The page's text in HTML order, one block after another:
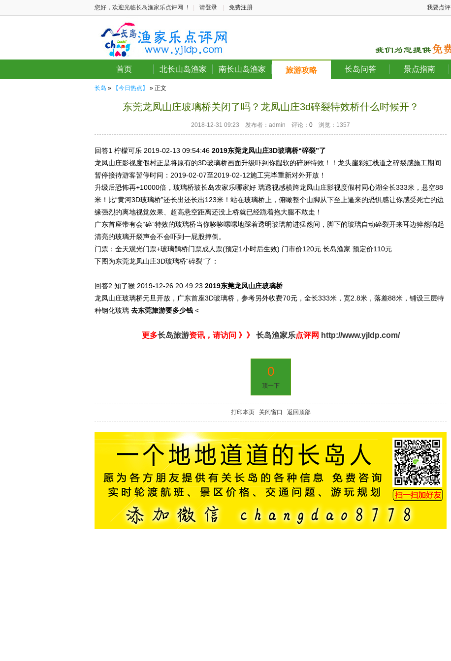
您好，欢迎光临长岛渔家乐点评网 ！ 请登录 免费注册 我要点评
首页 北长山岛渔家 南长山岛渔家 旅游攻略 长岛问答 景点指南
长岛 » 【今日热点】 » 正文
东莞龙凤山庄玻璃桥关闭了吗？龙凤山庄3d碎裂特效桥什么时候开？
2018-12-31 09:23 发布者：admin 评论： 0 浏览：1357
回答1 柠檬可乐 2019-02-13 09:54:46 2019东莞龙凤山庄3D玻璃桥“碎裂”了
龙凤山庄影视度假村正是将原有的3D玻璃桥画面升级吓到你腿软的碎屏特效！！龙头崖彩虹栈道之碎裂感施工期间
暂停接待游客暂停时间：2019-02-07至2019-02-12施工完毕重新对外开放！
升级后恐怖再+10000倍，玻璃桥玻长岛农家乐哪家好 璃透视感横跨龙凤山庄影视度假村同心湖全长333米，悬空88
米！比“黄河3D玻璃桥”还长出还长出123米！站在玻璃桥上，俯瞰整个山脚从下至上逼来的恐惧感让你感受死亡的边
缘强烈的离地视觉效果、超高悬空距离还没上桥就已经跪着抱大腿不敢走！
广东首座带有会“碎”特效的玻璃桥当你哆哆嗦嗦地踩着透明玻璃前进猛然间，脚下的玻璃自动碎裂开来耳边猝然响起
清亮的玻璃开裂声会不会吓到一屁股摔倒。
门票：全天观光门票+玻璃鹊桥门票成人票(预定1小时后生效) 门市价120元 长岛渔家 预定价110元
下图为东莞龙凤山庄3D玻璃桥“碎裂”了：
回答2 知了猴 2019-12-26 20:49:23 2019东莞龙凤山庄玻璃桥
龙凤山庄玻璃桥元旦开放 ，广东首座3D玻璃桥，参考另外收费70元，全长333米，宽2.8米，落差88米，铺设三层特
种钢化玻璃 去东莞旅游要多少钱 <
更多长岛旅游资讯，请访问 》》 长岛渔家乐点评网 http://www.yjldp.com/
0
顶一下
打印本页 关闭窗口 返回顶部